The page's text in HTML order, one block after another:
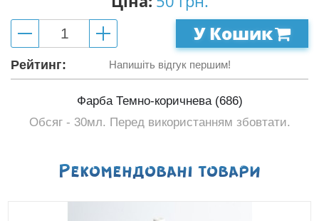
У Кошик
Рейтинг: Напишіть відгук першим!
Фарба Темно-коричнева (686)
Обсяг - 30мл. Перед використанням збовтати.
Рекомендованi товари